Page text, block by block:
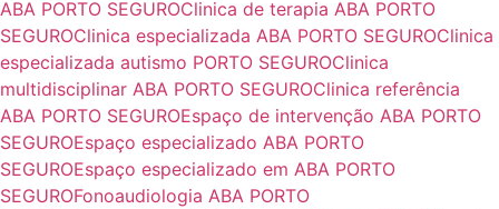
ABA PORTO SEGUROClinica de terapia ABA PORTO
SEGUROClinica especializada ABA PORTO SEGUROClinica
especializada autismo PORTO SEGUROClinica
multidisciplinar ABA PORTO SEGUROClinica referência
ABA PORTO SEGUROEspaço de intervenção ABA PORTO
SEGUROEspaço especializado ABA PORTO
SEGUROEspaço especializado em ABA PORTO
SEGUROFonoaudiologia ABA PORTO